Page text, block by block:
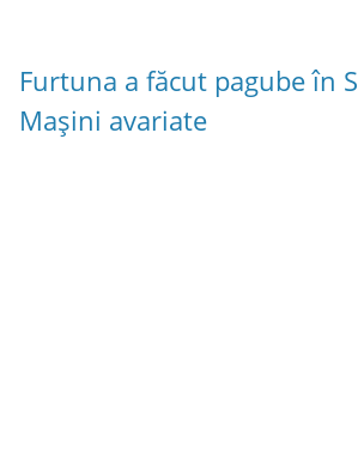
Furtuna a făcut pagube în
Mașini avariate